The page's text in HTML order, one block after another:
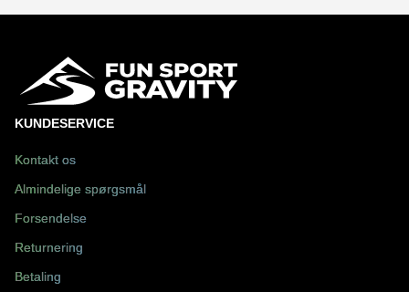
KUNDESERVICE
Kontakt os
Almindelige spørgsmål
Forsendelse
Returnering
Betaling